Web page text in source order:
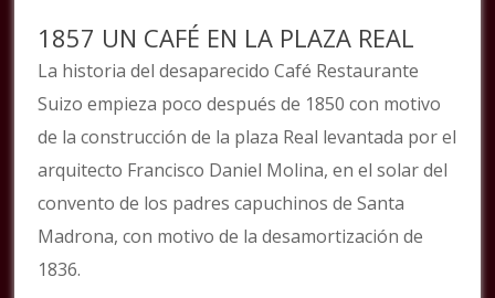
1857 UN CAFÉ EN LA PLAZA REAL
La historia del desaparecido Café Restaurante
Suizo empieza poco después de 1850 con motivo
de la construcción de la plaza Real levantada por el
arquitecto Francisco Daniel Molina, en el solar del
convento de los padres capuchinos de Santa
Madrona, con motivo de la desamortización de
1836.